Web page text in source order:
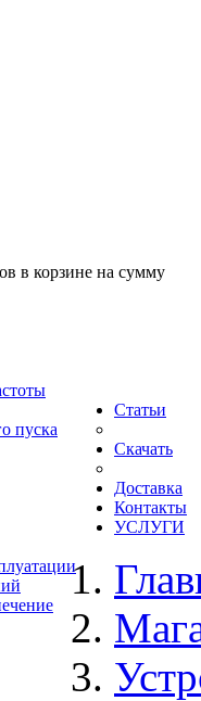
в корзине на сумму
пуска
Статьи
Скачать
Доставка
Контакты
УСЛУГИ